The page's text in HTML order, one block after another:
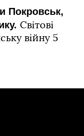
Покровськ,
Світові
війну 5